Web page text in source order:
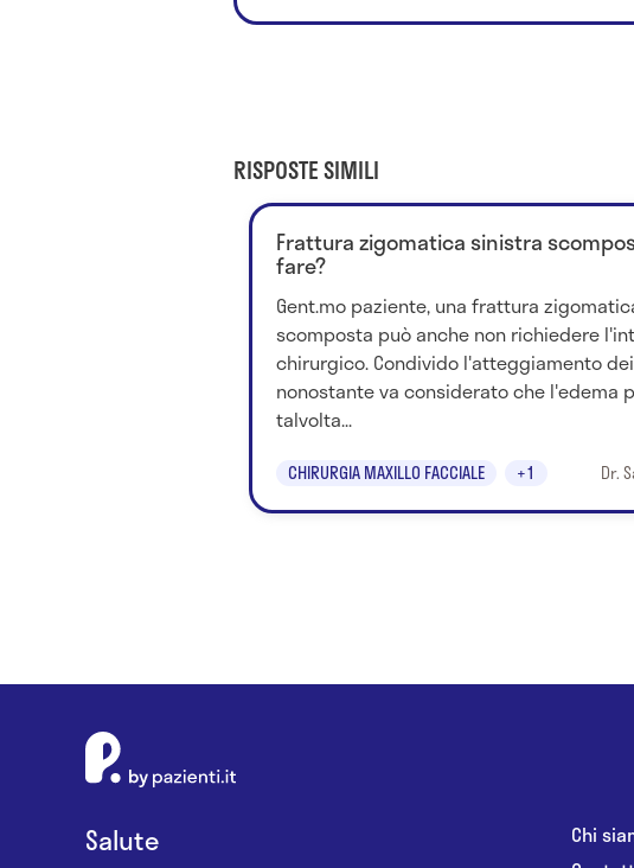
RISPOSTE SIMILI
Frattura zigomatica sinistra
fare?
Gent.mo paziente, una frattura
scomposta può anche non richiedere
chirurgico. Condivido l'atteggiamento
nonostante va considerato che l'edema
talvolta...
CHIRURGIA MAXILLO FACCIALE +1 Dr.
Salute
Chi